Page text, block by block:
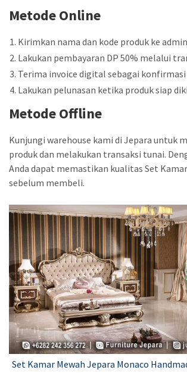
Metode Online
Kirimkan nama dan kode produk ke admin
Lakukan pembayaran DP 50% melalui
Terima invoice digital sebagai konfirmasi
Lakukan pelunasan ketika produk siap
Metode Offline
Kunjungi warehouse kami di Jepara untuk
produk dan melakukan transaksi tunai.
Anda dapat memastikan kualitas Set
sebelum membeli.
Set Kamar Mewah Jepara Monaco